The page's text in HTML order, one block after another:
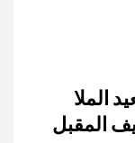
الملا
المقبل